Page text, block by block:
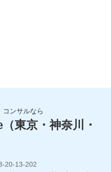
コンサルなら
東京・神奈川・
20-13-202